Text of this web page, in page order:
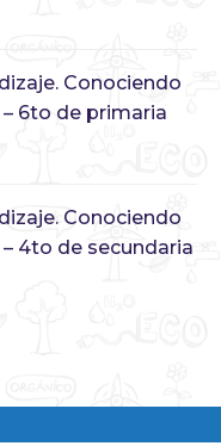
Conociendo
6to de primaria
Conociendo
4to de secundaria